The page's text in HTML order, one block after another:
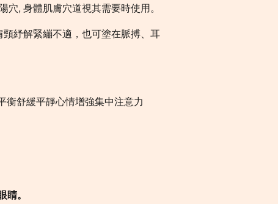
穴, 身體肌膚穴道視其需要時使用。
紓解緊繃不適，也可塗在脈搏、耳
衡舒緩平靜心情增強集中注意力
。